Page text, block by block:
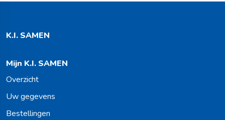
K.I. SAMEN
Mijn K.I. SAMEN
Overzicht
Uw gegevens
Bestellingen